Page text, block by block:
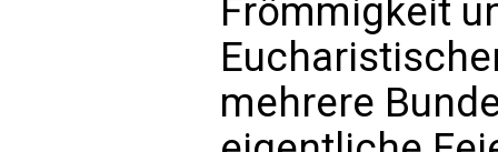
Frömmigkeit
mehrere